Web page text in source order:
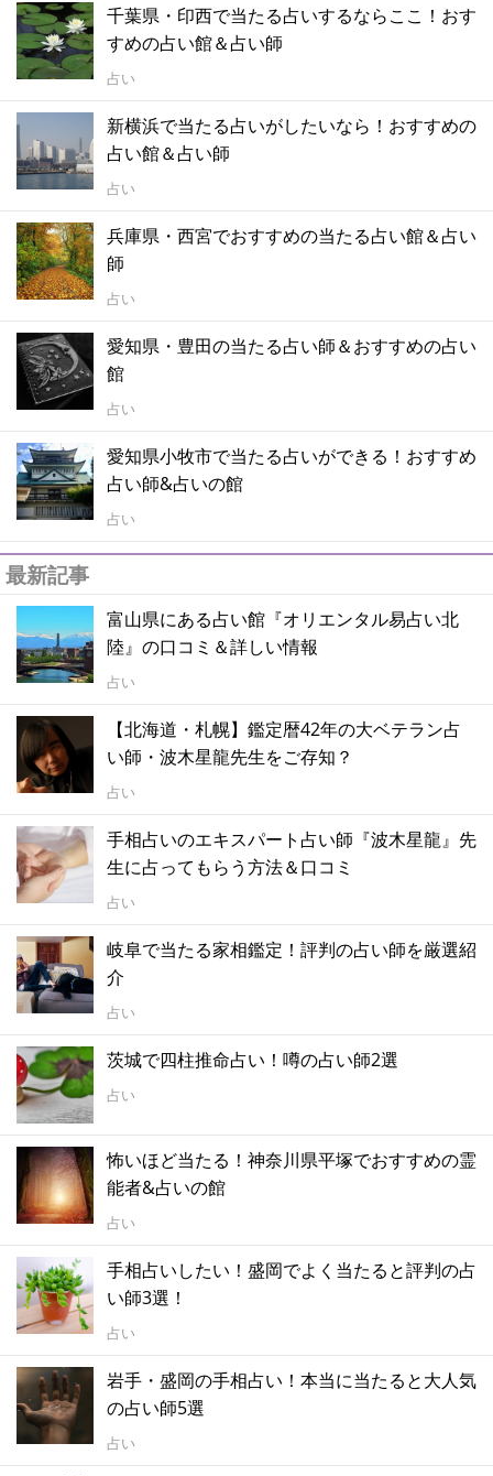
千葉県・印西で当たる占いするならここ！おす
すめの占い館＆占い師
占い
新横浜で当たる占いがしたいなら！おすすめの
占い館＆占い師
占い
兵庫県・西宮でおすすめの当たる占い館＆占い
師
占い
愛知県・豊田の当たる占い師＆おすすめの占い
館
占い
愛知県小牧市で当たる占いができる！おすすめ
占い師&占いの館
占い
最新記事
富山県にある占い館『オリエンタル易占い北
陸』の口コミ＆詳しい情報
占い
【北海道・札幌】鑑定暦42年の大ベテラン占
い師・波木星龍先生をご存知？
占い
手相占いのエキスパート占い師『波木星龍』先
生に占ってもらう方法＆口コミ
占い
岐阜で当たる家相鑑定！評判の占い師を厳選紹
介
占い
茨城で四柱推命占い！噂の占い師2選
占い
怖いほど当たる！神奈川県平塚でおすすめの霊
能者&占いの館
占い
手相占いしたい！盛岡でよく当たると評判の占
い師3選！
占い
岩手・盛岡の手相占い！本当に当たると大人気
の占い師5選
占い